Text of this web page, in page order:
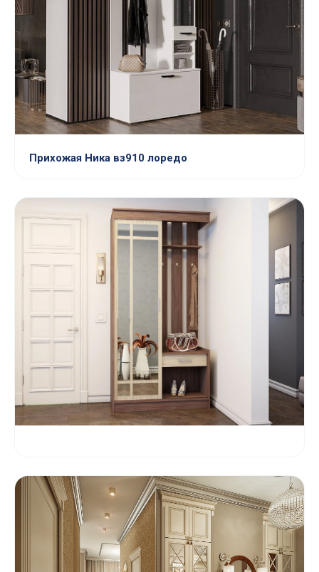
Прихожая Ника вз910 лоредо